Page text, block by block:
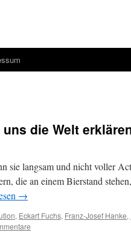
die Welt
sie langsam und nicht voller
die an einem Bierstand
→
, Eckart Fuchs, Franz-Josef Hanke,